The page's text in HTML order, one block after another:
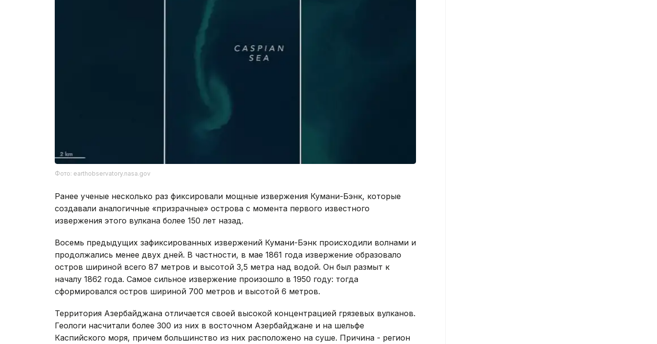
Фото: earthobservatory.nasa.gov
Ранее ученые несколько раз фиксировали мощные извержения Кумани-Бэнк, которые
создавали аналогичные «призрачные» острова с момента первого известного
извержения этого вулкана более 150 лет назад.
Восемь предыдущих зафиксированных извержений Кумани-Бэнк происходили волнами и
продолжались менее двух дней. В частности, в мае 1861 года извержение образовало
остров шириной всего 87 метров и высотой 3,5 метра над водой. Он был размыт к
началу 1862 года. Самое сильное извержение произошло в 1950 году: тогда
сформировался остров шириной 700 метров и высотой 6 метров.
Территория Азербайджана отличается своей высокой концентрацией грязевых вулканов.
Геологи насчитали более 300 из них в восточном Азербайджане и на шельфе
Каспийского моря, причем большинство из них расположено на суше. Причина - регион